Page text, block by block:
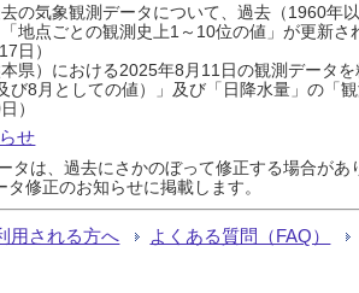
の気象観測データについて、過去（1960年
地点ごとの観測史上1～10位の値」が更新さ
日）
県）における2025年8月11日の観測データ
び8月としての値）」及び「日降水量」の
）
せ
タは、過去にさかのぼって修正する場合が
修正のお知らせに掲載します。
用される方へ よくある質問（FAQ）